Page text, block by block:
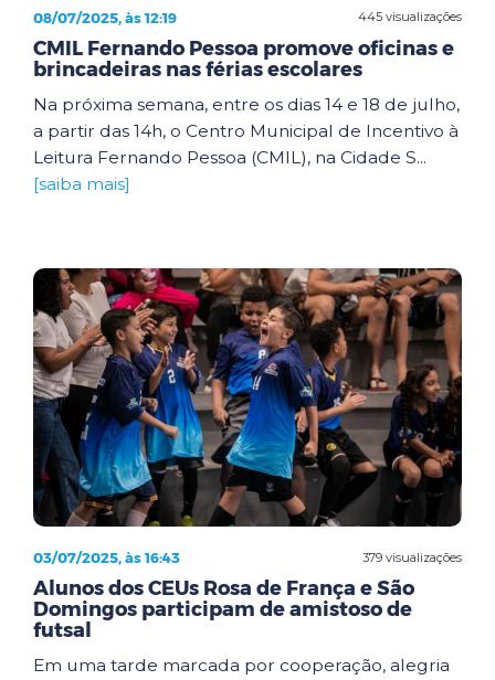
445 visualizações
08/07/2025, às 12:19
CMIL Fernando Pessoa promove oficinas e
brincadeiras nas férias escolares
Na próxima semana, entre os dias 14 e 18 de julho,
a partir das 14h, o Centro Municipal de Incentivo à
Leitura Fernando Pessoa (CMIL), na Cidade S...
[saiba mais]
379 visualizações
03/07/2025, às 16:43
Alunos dos CEUs Rosa de França e São
Domingos participam de amistoso de
futsal
Em uma tarde marcada por cooperação, alegria